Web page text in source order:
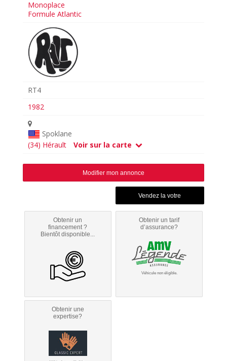
Monoplace
Formule Atlantic
RT4
1982
Spoklane
(34) Hérault
Voir sur la carte
Modifier mon annonce
Obtenir un
financement ?
Bientôt disponible...
Obtenir un tarif
d’assurance?
Véhicule non éligible.
Obtenir une
expertise?